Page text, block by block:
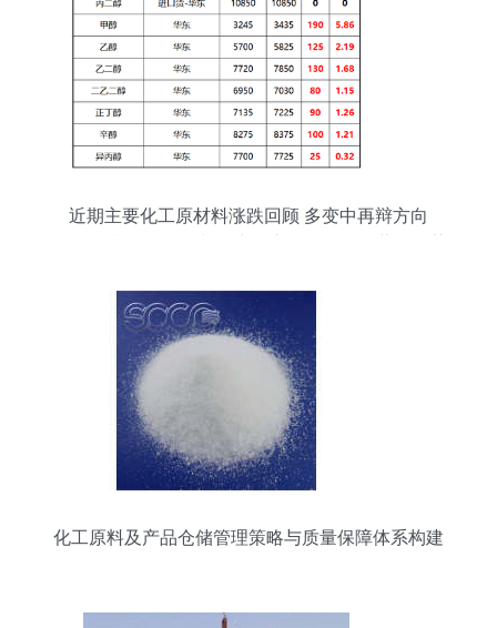
近期主要化工原材料涨跌回顾 多变中再辩方向
球宏观经济影响的驱动。回顾最近一个月（例如距
离撰写日期以前约数周之内），重要品类呈现不同
程度的涨跌:原油—因其为石化链引擎—整体围绕
70~85美元/桶的区间摆动,对化工品成本有单向驱动
而不是剧变的对应弹性，凸显出下游开工率和询盘
的变化日趋内在主导。相比之下，分品种回顾:\n*
★其中，苯产业链内报价总体先由中央苯价联动企
稳随走弱带来的弱势 粗苯与下游二例如化纤副产物
化工原料及产品仓储管理策略与质量保障体系构建